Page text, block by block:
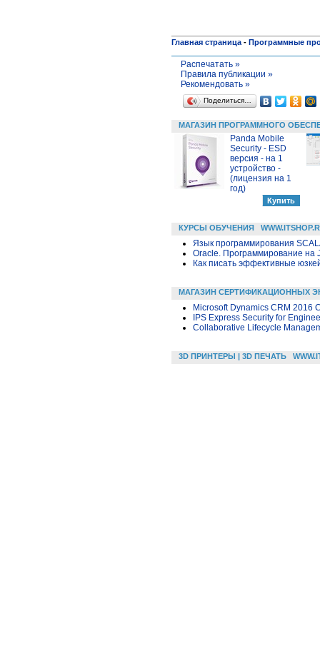
Главная страница - Программные
Распечатать »
Правила публикации »
Рекомендовать »
Поделиться…
МАГАЗИН ПРОГРАММНОГО
Panda Mobile
Security - ESD
версия - на 1
устройство -
(лицензия на 1
год)
КУРСЫ ОБУЧЕНИЯ
Язык программирования
Oracle. Программирование на
Как писать эффективные
МАГАЗИН СЕРТИФИКАЦИОННЫХ
Microsoft Dynamics CRM 2016
IPS Express Security for
Collaborative Lifecycle
3D ПРИНТЕРЫ | 3D ПЕЧАТЬ